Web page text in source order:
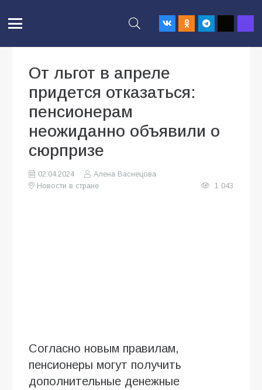
От льгот в апреле
придется отказаться:
пенсионерам
неожиданно объявили о
сюрпризе
02.04.2024
Алена Васнецова
Новости в стране
1 043
Согласно новым правилам,
пенсионеры могут получить
дополнительные денежные